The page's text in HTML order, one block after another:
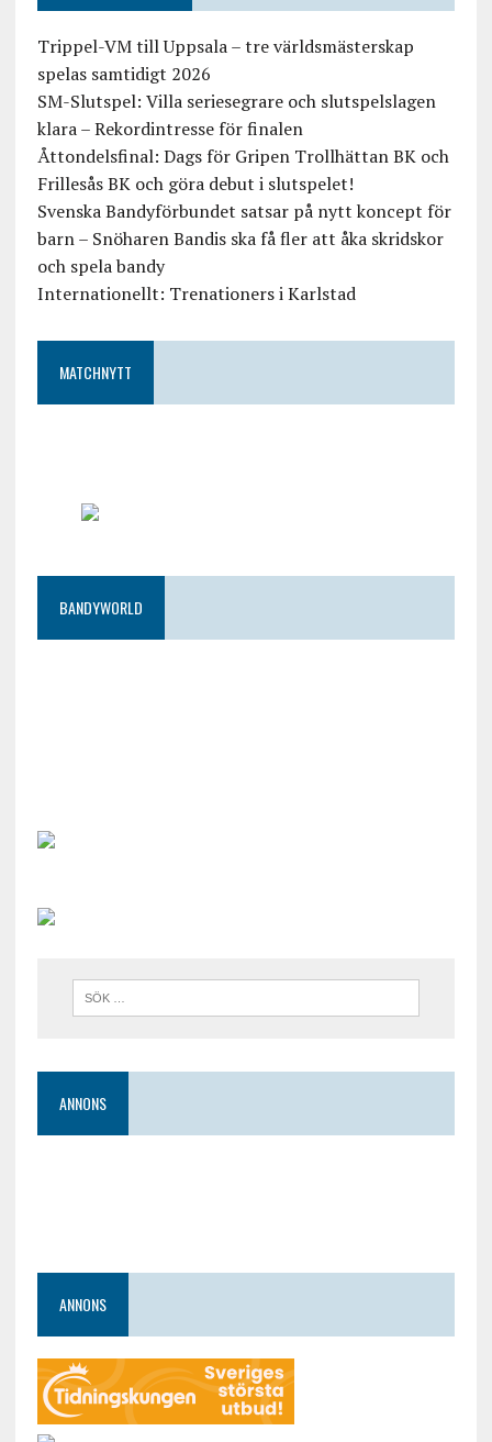
Trippel-VM till Uppsala – tre världsmästerskap
spelas samtidigt 2026
SM-Slutspel: Villa seriesegrare och slutspelslagen
klara – Rekordintresse för finalen
Åttondelsfinal: Dags för Gripen Trollhättan BK och
Frillesås BK och göra debut i slutspelet!
Svenska Bandyförbundet satsar på nytt koncept för
barn – Snöharen Bandis ska få fler att åka skridskor
och spela bandy
Internationellt: Trenationers i Karlstad
MATCHNYTT
BANDYWORLD
ANNONS
ANNONS